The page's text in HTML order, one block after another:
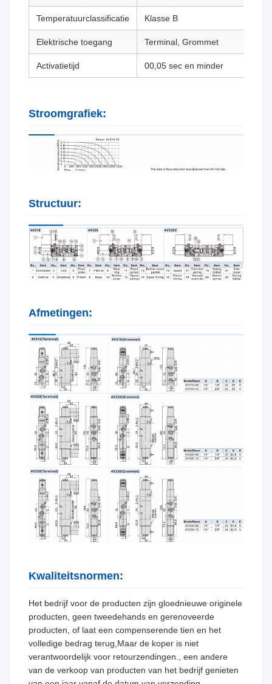
Temperatuurclassificatie Klasse B
Elektrische toegang Terminal, Grommet
Activatietijd 00,05 sec en minder
Stroomgrafiek:
Structuur:
Afmetingen:
Kwaliteitsnormen:
Het bedrijf voor de producten zijn gloednieuwe originele
producten, geen tweedehands en gerenoveerde
producten, of laat een compenserende tien en het
volledige bedrag terug,Maar de koper is niet
verantwoordelijk voor retourzendingen., een andere
van de verkoop van producten van het bedrijf genieten